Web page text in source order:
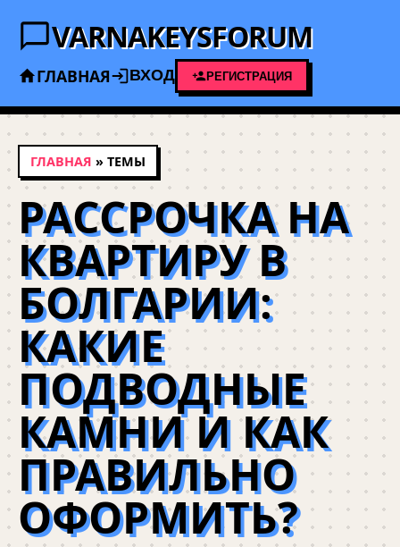
VARNAKEYSFORUM
ГЛАВНАЯ ВХОД РЕГИСТРАЦИЯ
ГЛАВНАЯ » ТЕМЫ
РАССРОЧКА НА
КВАРТИРУ В
БОЛГАРИИ:
КАКИЕ
ПОДВОДНЫЕ
КАМНИ И КАК
ПРАВИЛЬНО
ОФОРМИТЬ?